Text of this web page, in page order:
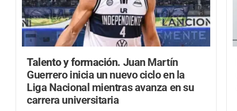
Talento y formación. Juan Martín
Guerrero inicia un nuevo ciclo en la
Liga Nacional mientras avanza en su
carrera universitaria